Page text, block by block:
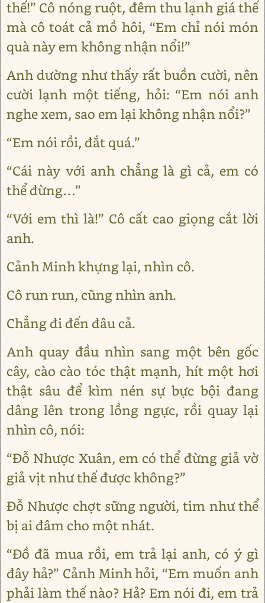
thế!” Cô nóng ruột, đêm thu lạnh giá thế
mà cô toát cả mồ hôi, “Em chỉ nói món
quà này em không nhận nổi!”
Anh dường như thấy rất buồn cười, nên
cười lạnh một tiếng, hỏi: “Em nói anh
nghe xem, sao em lại không nhận nổi?”
“Em nói rồi, đắt quá.”
“Cái này với anh chẳng là gì cả, em có
thể đừng…”
“Với em thì là!” Cô cất cao giọng cắt lời
anh.
Cảnh Minh khựng lại, nhìn cô.
Cô run run, cũng nhìn anh.
Chẳng đi đến đâu cả.
Anh quay đầu nhìn sang một bên gốc
cây, cào cào tóc thật mạnh, hít một hơi
thật sâu để kìm nén sự bực bội đang
dâng lên trong lồng ngực, rồi quay lại
nhìn cô, nói:
“Đỗ Nhược Xuân, em có thể đừng giả vờ
giả vịt như thế được không?”
Đỗ Nhược chợt sững người, tim như thể
bị ai đâm cho một nhát.
“Đồ đã mua rồi, em trả lại anh, có ý gì
đây hả?” Cảnh Minh hỏi, “Em muốn anh
phải làm thế nào? Hả? Em nói đi, em trả